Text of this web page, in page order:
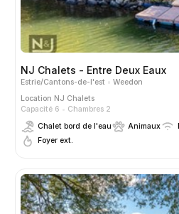
NJ Chalets - Entre Deux Eaux
Estrie/Cantons-de-l'est
Weedon
Location NJ Chalets
Capacité 6
Chambres 2
Chalet bord de l'eau
Animaux
Foyer ext.